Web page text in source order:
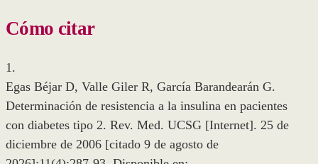
Cómo citar
1.
Egas Béjar D, Valle Giler R, García Barandearán G.
Determinación de resistencia a la insulina en pacientes
con diabetes tipo 2. Rev. Med. UCSG [Internet]. 25 de
diciembre de 2006 [citado 9 de agosto de